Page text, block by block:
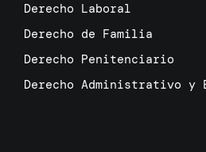
Derecho Laboral
Derecho de Familia
Derecho Penitenciario
Derecho Administrativo y